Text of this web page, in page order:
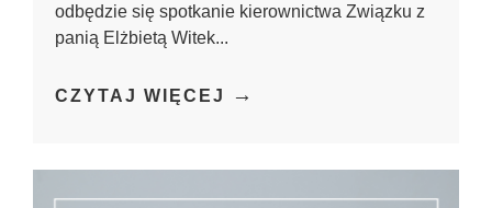
odbędzie się spotkanie kierownictwa Związku z
panią Elżbietą Witek...
CZYTAJ WIĘCEJ →